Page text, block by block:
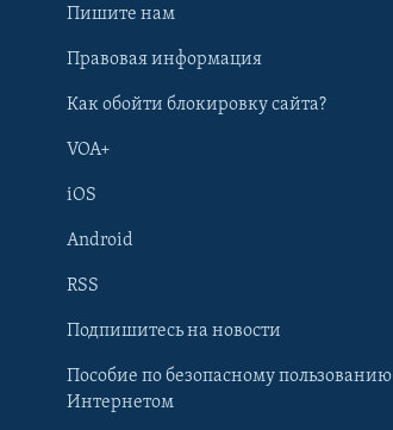
Learning English
Пишите нам
Правовая информация
Как обойти блокировку сайта?
VOA+
iOS
Android
RSS
Подпишитесь на новости
Пособие по безопасному пользованию
Интернетом